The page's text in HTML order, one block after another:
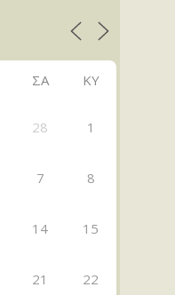
ΣΑ ΚΥ
28 1
7 8
14 15
21 22